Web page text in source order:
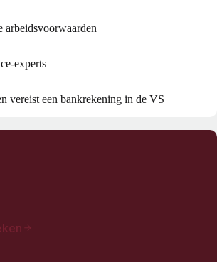
arbeidsvoorwaarden
experts
vereist een bankrekening in de VS